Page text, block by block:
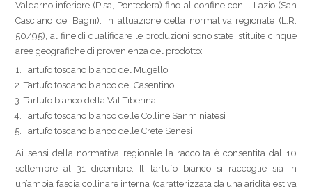
Valdarno inferiore (Pisa, Pontedera) fino al confine con il Lazio (San
Casciano dei Bagni). In attuazione della normativa regionale (L.R.
50/95), al fine di qualificare le produzioni sono state istituite cinque
aree geografiche di provenienza del prodotto:
Tartufo toscano bianco del Mugello
Tartufo toscano bianco del Casentino
Tartufo bianco della Val Tiberina
Tartufo toscano bianco delle Colline Sanminiatesi
Tartufo toscano bianco delle Crete Senesi
Ai sensi della normativa regionale la raccolta è consentita dal 10
settembre al 31 dicembre. Il tartufo bianco si raccoglie sia in
un’ampia fascia collinare interna (caratterizzata da una aridità estiva